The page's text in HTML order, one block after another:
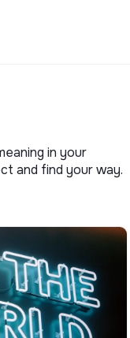
in your
and find your way.